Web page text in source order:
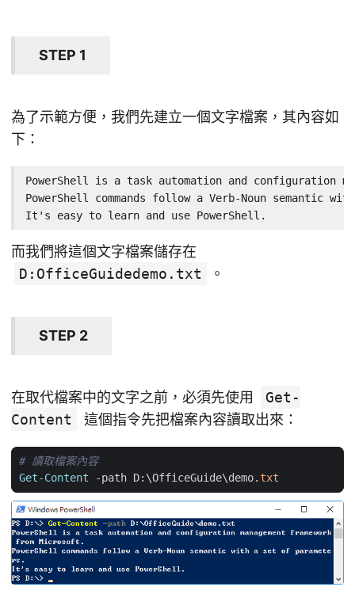
STEP 1
為了示範方便，我們先建立一個文字檔案，其內容如
下：
PowerShell is a task automation and configuration
PowerShell commands follow a Verb-Noun semantic
It's easy to learn and use PowerShell.
而我們將這個文字檔案儲存在
D:OfficeGuidedemo.txt
。
STEP 2
在取代檔案中的文字之前，必須先使用
Get-
Content
這個指令先把檔案內容讀取出來：
# 讀取檔案內容
Get-Content
-path D: \OfficeGuide\demo. txt